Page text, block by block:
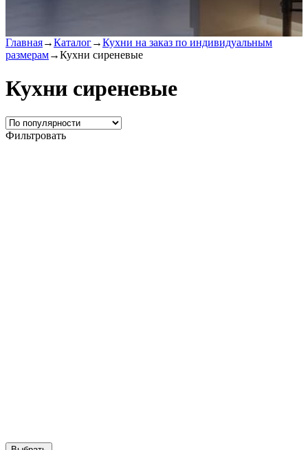
Главная→Каталог→Кухни на заказ по индивидуальным
размерам→Кухни сиреневые
Кухни сиреневые
Фильтровать